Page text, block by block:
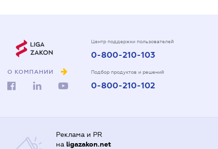
О КОМПАНИИ
Центр поддержки пользователей
0-800-210-103
Подбор продуктов и решений
0-800-210-102
Реклама и PR
на ligazakon.net